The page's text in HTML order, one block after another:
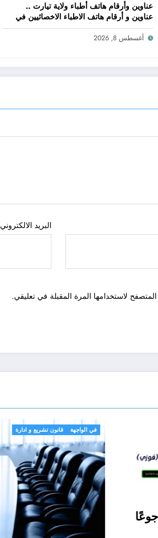
عناوين وأرقام هاتف أطباء ولاية تيارت ..
عناوين و أرقام هاتف الاطباء الاخصائيين في
ولاية تيارت
أغسطس 8, 2026
البريد الالكتروني
لاستخدامها المرة المقبلة في تعليقي.
في الواجهة
فمات جوعًا